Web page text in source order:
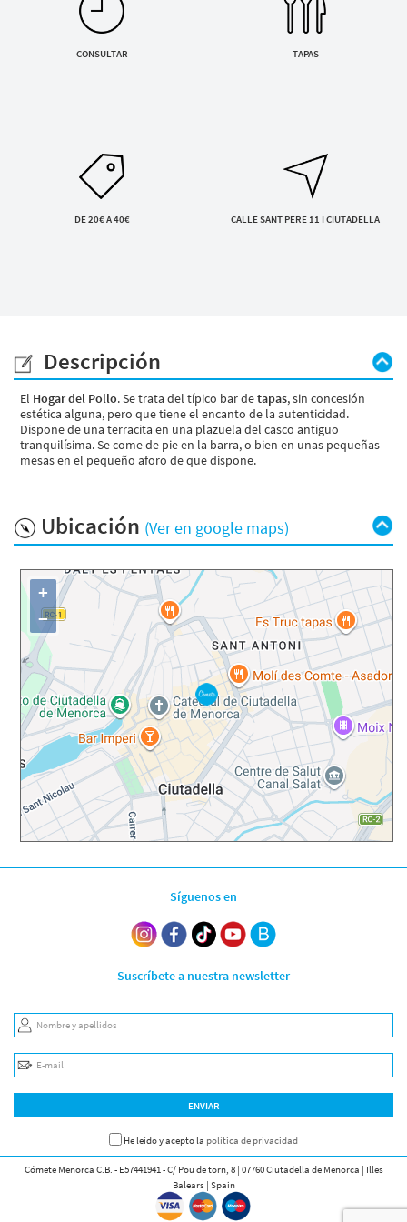
Servicios y tarifas
Contacto
Avisos legales
Privacidad y cookies
Mapa de la web
CONSULTAR TAPAS
DE 20€ A 40€ CALLE SANT PERE 11 I CIUTADELLA
Descripción
El Hogar del Pollo. Se trata del típico bar detapas, sin concesión
estética alguna, pero que tiene el encanto de la autenticidad.
Dispone de una terracita en una plazuela del casco antiguo
tranquilísima. Se come de pie en la barra, o bien en unas pequeñas
mesas en el pequeño aforo de que dispone.
Ubicación (Ver en google maps)
+
−
política de privacidad
Síguenos en
Suscríbete a nuestra newsletter
Nombre y apellidos
E-mail
ENVIAR
He leído y acepto la política de privacidad
Cómete Menorca C.B. - E57441941 - C/ Pou de torn, 8 | 07760 Ciutadella de Menorca | Illes
Balears | Spain